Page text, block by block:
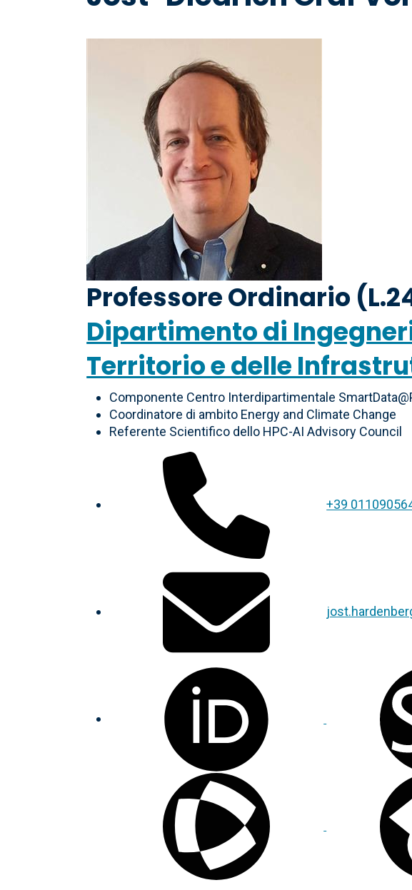
Professore Ordinario
Dipartimento di
Territorio e delle
Componente Centro Interdipartimentale
Coordinatore di ambito Energy and Climate Change
Referente Scientifico dello HPC-AI Advisory Council
+39